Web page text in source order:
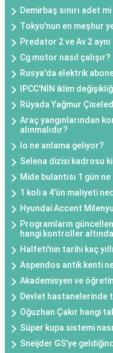
Demirbaş sınırı adet
Tokyo'nun en meşhur
Predator 2 ve Av 2 aynı
Cg motor nasıl çalışır?
Rusya'da elektrik
IPCC'NİN iklim
Rüyada Yağmur
Araç yangınlarından
alınmalıdır?
Io ne anlama geliyor?
Selena dizisi kadrosu
Mide bulantısı 1 gün
1 koli a 4'ün maliyeti
Hyundai Accent
Programların
hangi kontroller
Halfeti'nin tarihi kaç
Aspendos antik kenti
Akademisyen ve
Devlet hastanelerinde
Oğuzhan Çakır hangi
Süper kupa sistemi
Sneijder GS'ye